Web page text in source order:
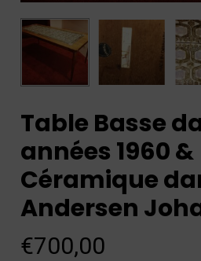
Table Basse
années 1960 &
Céramique
Andersen
€700,00